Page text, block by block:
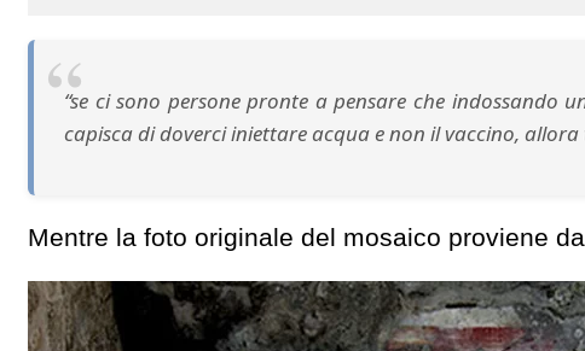
“se ci sono persone pronte a pensare che
capisca di doverci iniettare acqua e non il vaccino, allora
Mentre la foto originale del mosaico proviene